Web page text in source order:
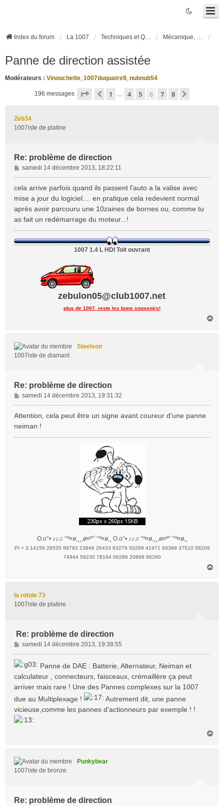
Index du forum La 1007 Techniques et Questions Mécanique, liaison au sol et pneumatiques
Panne de direction assistée
Modérateurs : Vinouchette, 1007duquatre9, nubnub54
196 messages Page sur
Précédente
1 … 4 5 6 7 8
Zeb34
1007iste de platine
Re: problème de direction
M
e
s
s
g
e
samedi 14 décembre 2013, 18:22:11
cela arrive parfois quand ils passent l'auto a la valise avec
mise a jour du logiciel.... en pratique cela redevient normal
après avoir parcouru une 10zaines de bornes ou, comme tu
as fait un redémarrage du moteur...!
1007 1.4 L HDI Toit ouvrant
zebulon05@club1007.net
plus de 1007, reste les bons souvenirs!
Steelson
1007iste de diamant
Re: problème de direction
M
e
s
s
samedi 14 décembre 2013, 19:31:32
Attention, cela peut être un signe avant coureur d'une panne
neiman !
O.o°• ♪♪♫ °º¤ø,¸¸,ø¤º°`°º¤ø,¸ O.o°• ♪♪♫ °º¤ø,¸¸,ø¤º°`°º¤ø,¸
PI = 3.14159 26535 89793 23846 26433 83279 50288 41971 69399 37510 58209
74944 59230 78164 06286 20899 86280
la rotule 73
1007iste de platine
Re: problème de direction
M
e
s
a
g
e
samedi 14 décembre 2013, 19:38:55
Panne de DAE : Batterie, Alternateur, Neiman et
calculateur , connecteurs, faisceaux, crémaillère ça peut
arriver mais rare ! Une des Pannes complexes sur la 1007
due au Multiplexage !
Autrement dit, une panne
vicieuse,comme les pannes d'actionneurs par exemple ! !
Punkybear
1007iste de bronze
Re: problème de direction